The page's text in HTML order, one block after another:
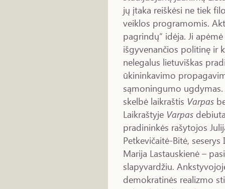
jų įtaka reiškėsi ne tiek
veiklos programomis.
pagrindų“ idėja. Ji
išgyvenančios politinę ir
nelegalus lietuviškas
ūkininkavimo
sąmoningumo
skelbė laikraštis Varpas
Laikraštyje Varpas
pradininkės rašytojos
Petkevičaitė-Bitė,
Marija Lastauskienė –
slapyvardžiu.
demokratinės realizmo